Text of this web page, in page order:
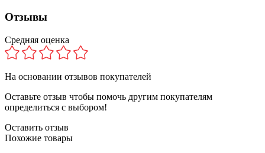
Отзывы
Средняя оценка
На основании отзывов покупателей
Оставьте отзыв чтобы помочь другим покупателям
определиться с выбором!
Оставить отзыв
Похожие товары